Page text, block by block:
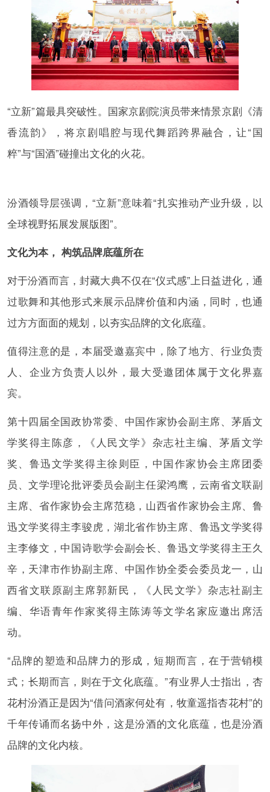
“立新”篇最具突破性。国家京剧院演员带来情景京剧《清
香流韵》，将京剧唱腔与现代舞蹈跨界融合，让“国
粹”与“国酒”碰撞出文化的火花。
汾酒领导层强调，“立新”意味着“扎实推动产业升级，以
全球视野拓展发展版图”。
文化为本， 构筑品牌底蕴所在
对于汾酒而言，封藏大典不仅在“仪式感”上日益进化，通
过歌舞和其他形式来展示品牌价值和内涵，同时，也通
过方方面面的规划，以夯实品牌的文化底蕴。
值得注意的是，本届受邀嘉宾中，除了地方、行业负责
人、企业方负责人以外，最大受邀团体属于文化界嘉
宾。
第十四届全国政协常委、中国作家协会副主席、茅盾文
学奖得主陈彦，《人民文学》杂志社主编、茅盾文学
奖、鲁迅文学奖得主徐则臣，中国作家协会主席团委
员、文学理论批评委员会副主任梁鸿鹰，云南省文联副
主席、省作家协会主席范稳，山西省作家协会主席、鲁
迅文学奖得主李骏虎，湖北省作协主席、鲁迅文学奖得
主李修文，中国诗歌学会副会长、鲁迅文学奖得主王久
辛，天津市作协副主席、中国作协全委会委员龙一，山
西省文联原副主席郭新民，《人民文学》杂志社副主
编、华语青年作家奖得主陈涛等文学名家应邀出席活
动。
“品牌的塑造和品牌力的形成，短期而言，在于营销模
式；长期而言，则在于文化底蕴。”有业界人士指出，杏
花村汾酒正是因为“借问酒家何处有，牧童遥指杏花村”的
千年传诵而名扬中外，这是汾酒的文化底蕴，也是汾酒
品牌的文化内核。